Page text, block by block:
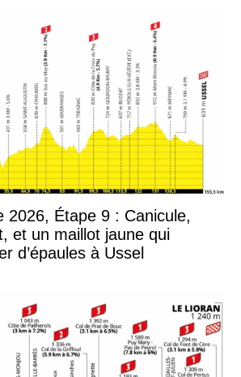
2026, Étape 9 : Canicule,
et un maillot jaune qui
d’épaules à Ussel